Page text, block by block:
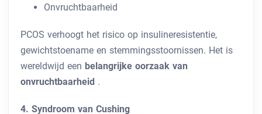
Onvruchtbaarheid
PCOS verhoogt het risico op insulineresistentie,
gewichtstoename en stemmingsstoornissen. Het is
wereldwijd een belangrijke oorzaak van
onvruchtbaarheid .
4. Syndroom van Cushing